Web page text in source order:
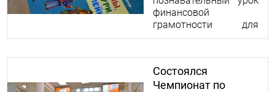
финансовой
грамотности для
ребят из
развития речи, логики
и мышления «СоВа».
Состоялся
Чемпионат по